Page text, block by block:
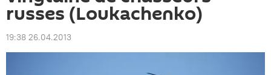
russes (Loukachenko)
19:38 26.04.2013